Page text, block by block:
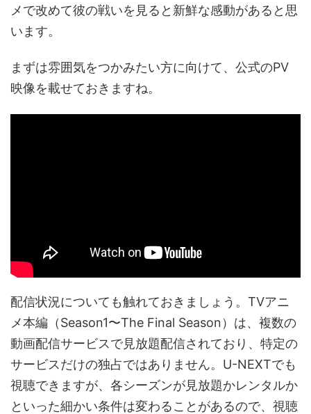
メで改めて彼の戦いを見ると新鮮な感動があると思
います。
まずは雰囲気をつかみたい方に向けて、公式のPV
映像を載せておきますね。
配信状況についても触れておきましょう。TVアニ
メ本編（Season1〜The Final Season）は、複数の
動画配信サービスで見放題配信されており、特定の
サービスだけの独占ではありません。U-NEXTでも
視聴できますが、各シーズンが見放題かレンタルか
といった細かい条件は変わることがあるので、視聴